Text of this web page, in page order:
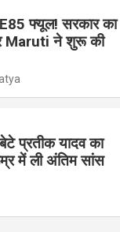
E85 फ्यूल! सरकार का
Maruti ने शुरू की
प्रतीक यादव का
में ली अंतिम सांस